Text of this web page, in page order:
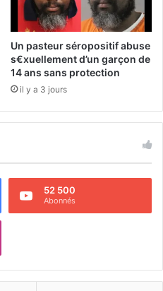
Un pasteur séropositif abuse
s€xuellement d’un garçon de
14 ans sans protection
il y a 3 jours
52 500
Abonnés